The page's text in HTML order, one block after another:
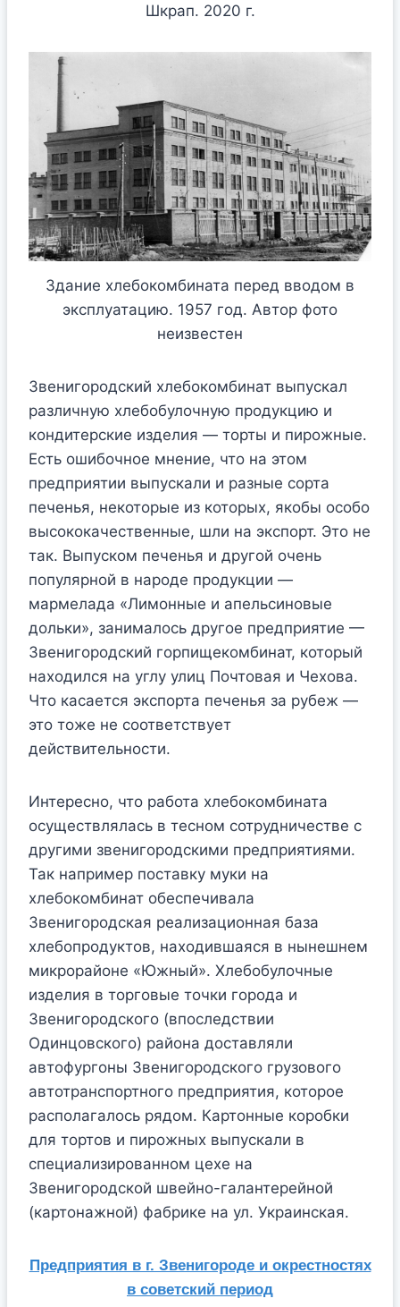
Шкрап. 2020 г.
Здание хлебокомбината перед вводом в
эксплуатацию. 1957 год. Автор фото
неизвестен
Звенигородский хлебокомбинат выпускал
различную хлебобулочную продукцию и
кондитерские изделия — торты и пирожные.
Есть ошибочное мнение, что на этом
предприятии выпускали и разные сорта
печенья, некоторые из которых, якобы особо
высококачественные, шли на экспорт. Это не
так. Выпуском печенья и другой очень
популярной в народе продукции —
мармелада «Лимонные и апельсиновые
дольки», занималось другое предприятие —
Звенигородский горпищекомбинат, который
находился на углу улиц Почтовая и Чехова.
Что касается экспорта печенья за рубеж —
это тоже не соответствует
действительности.
Интересно, что работа хлебокомбината
осуществлялась в тесном сотрудничестве с
другими звенигородскими предприятиями.
Так например поставку муки на
хлебокомбинат обеспечивала
Звенигородская реализационная база
хлебопродуктов, находившаяся в нынешнем
микрорайоне «Южный». Хлебобулочные
изделия в торговые точки города и
Звенигородского (впоследствии
Одинцовского) района доставляли
автофургоны Звенигородского грузового
автотранспортного предприятия, которое
располагалось рядом. Картонные коробки
для тортов и пирожных выпускали в
специализированном цехе на
Звенигородской швейно-галантерейной
(картонажной) фабрике на ул. Украинская.
Предприятия в г. Звенигороде и окрестностях
в советский период